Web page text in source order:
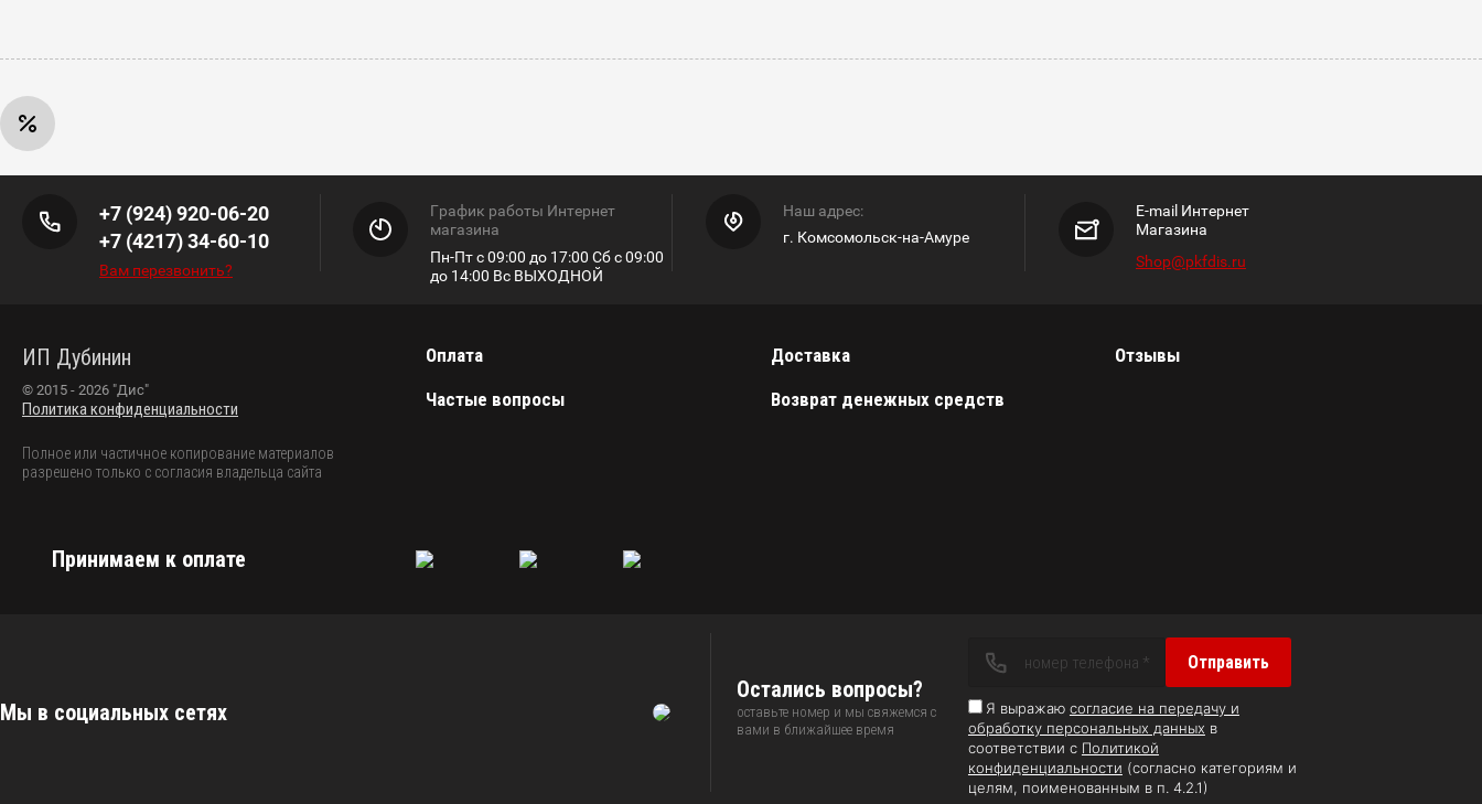
+7 (924) 920-06-20
+7 (4217) 34-60-10
Вам перезвонить?
График работы Интернет
магазина
Пн-Пт с 09:00 до 17:00 Сб с 09:00
до 14:00 Вс ВЫХОДНОЙ
Наш адрес:
г. Комсомольск-на-Амуре
E-mail Интернет
Магазина
Shop@pkfdis.ru
ИП Дубинин
© 2015 - 2026 "Дис"
Политика конфиденциальности
Полное или частичное копирование материалов
разрешено только с согласия владельца сайта
Оплата Доставка
Отзывы
Частые вопросы
Возврат денежных средств
Принимаем к оплате
Мы в социальных сетях
Остались вопросы?
оставьте номер и мы свяжемся с
вами в ближайшее время
Я выражаю согласие на передачу и
обработку персональных данных в
соответствии с Политикой
конфиденциальности (согласно категориям и
целям, поименованным в п. 4.2.1)
Отправить